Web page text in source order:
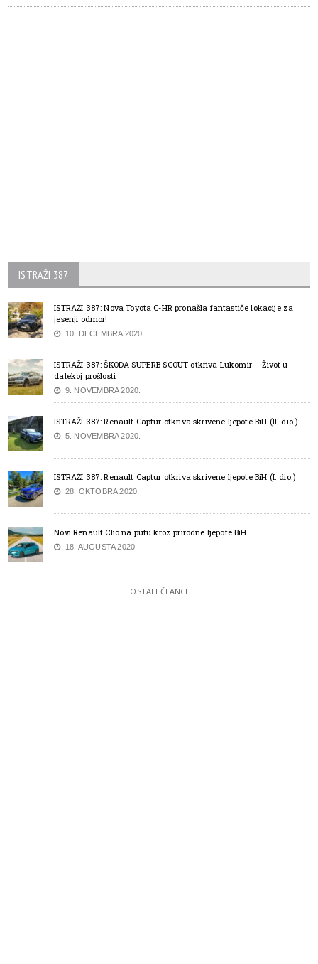
ISTRAŽI 387
ISTRAŽI 387: Nova Toyota C-HR pronašla fantastiče lokacije za
jesenji odmor!
10. DECEMBRA 2020.
ISTRAŽI 387: ŠKODA SUPERB SCOUT otkriva Lukomir – Život u
dalekoj prošlosti
9. NOVEMBRA 2020.
ISTRAŽI 387: Renault Captur otkriva skrivene ljepote BiH (II. dio.)
5. NOVEMBRA 2020.
ISTRAŽI 387: Renault Captur otkriva skrivene ljepote BiH (I. dio.)
28. OKTOBRA 2020.
Novi Renault Clio na putu kroz prirodne ljepote BiH
18. AUGUSTA 2020.
OSTALI ČLANCI